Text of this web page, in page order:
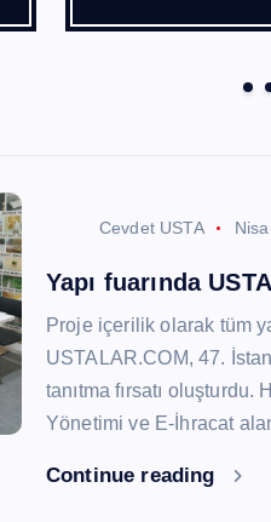
Cevdet USTA
Yapı fuarında
Proje içerilik olarak tüm
USTALAR.COM, 47.
tanıtma fırsatı
Yönetimi ve E-İhracat
Continue reading